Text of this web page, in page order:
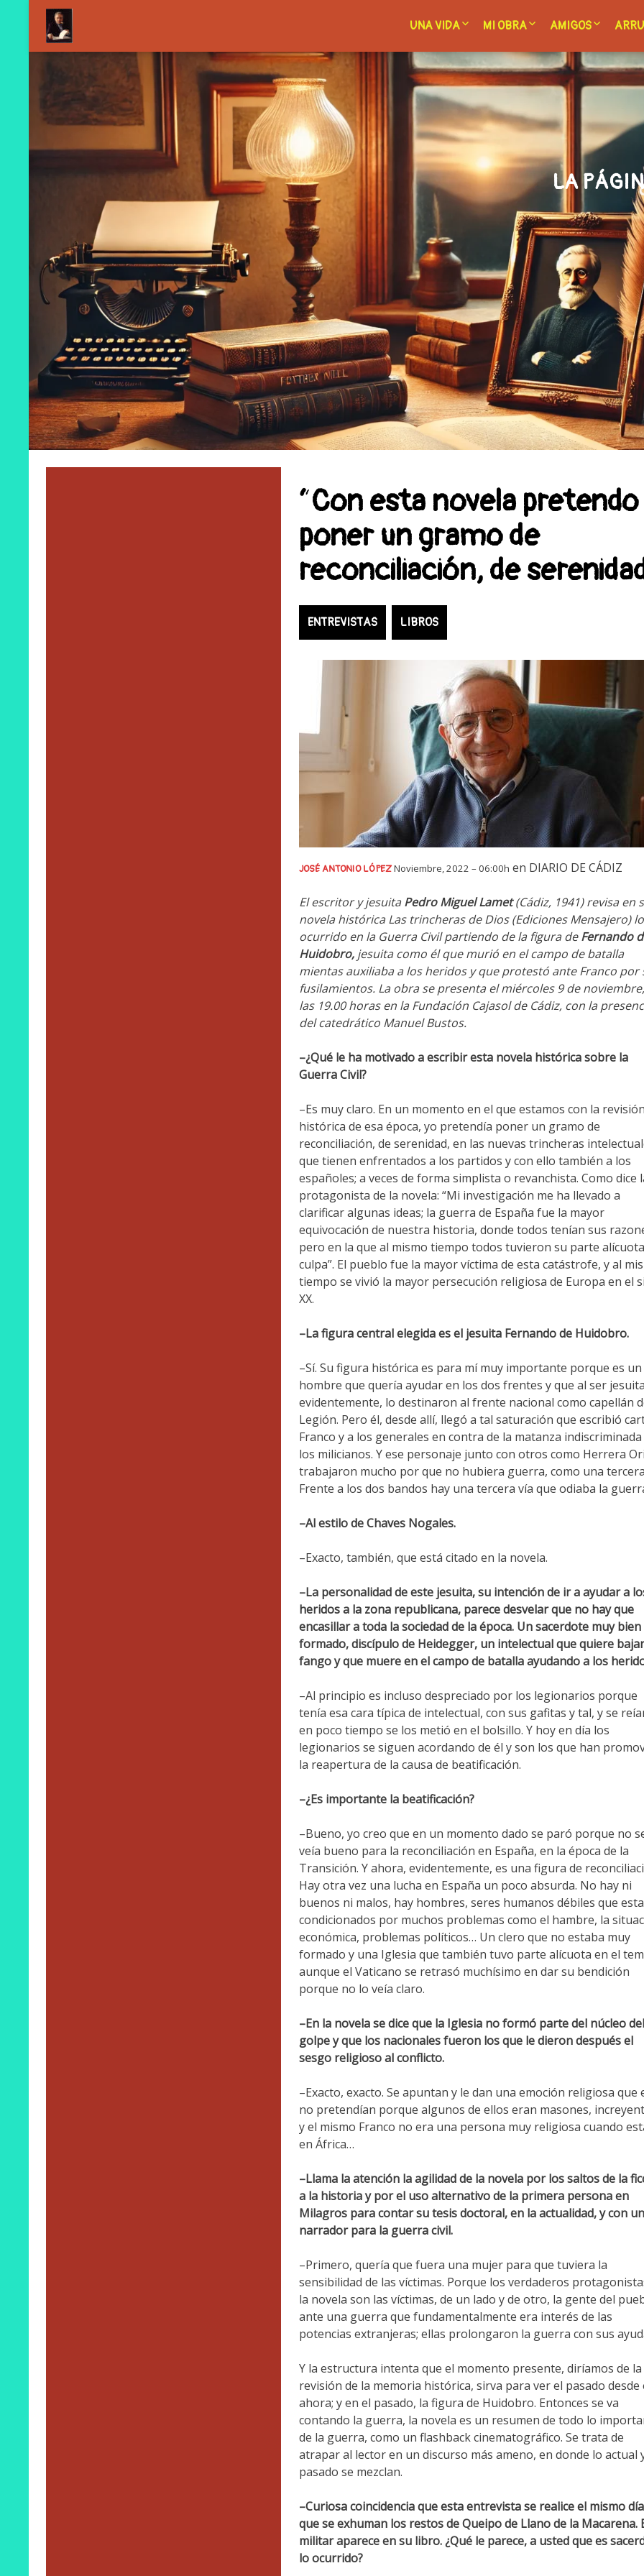
UNA VIDA
– San Romero de América
– San Pablo VI, la cruz y el diálogo
– Un jesuita en la periferia
– Capítulo 1 de «El resplandor de
Damasco»
– El legado de Antonio Blanch
MI OBRA
– Mi obra y forma de
AMIGOS
– Amigos y –
LA
“Con esta novela pretendo
poner un gramo de
reconciliación, de
ENTREVISTAS LIBROS
JOSÉ ANTONIO LÓPEZNoviembre, 2022 – 06:00h en DIARIO DE CÁDIZ
El escritor y jesuita Pedro Miguel Lamet(Cádiz, 1941) revisa en
novela histórica Las trincheras de Dios (Ediciones Mensajero) lo
ocurrido en la Guerra Civil partiendo de la figura deFernando
Huidobro, jesuita como él que murió en el campo de batalla
mientas auxiliaba a los heridos y que protestó ante Franco por
fusilamientos. La obra se presenta el miércoles 9 de
las 19.00 horas en la Fundación Cajasol de Cádiz, con la
del catedrático Manuel Bustos.
–¿Qué le ha motivado a escribir esta novela histórica sobre la
Guerra Civil?
–Es muy claro. En un momento en el que estamos con la
histórica de esa época, yo pretendía poner un gramo de
reconciliación, de serenidad, en las nuevas trincheras
que tienen enfrentados a los partidos y con ello también a los
españoles; a veces de forma simplista o revanchista. Como dice
protagonista de la novela: “Mi investigación me ha llevado a
clarificar algunas ideas; la guerra de España fue la mayor
equivocación de nuestra historia, donde todos tenían sus
pero en la que al mismo tiempo todos tuvieron su parte
culpa”. El pueblo fue la mayor víctima de esta catástrofe, y al
tiempo se vivió la mayor persecución religiosa de Europa en el
XX.
–La figura central elegida es el jesuita Fernando de Huidobro.
–Sí. Su figura histórica es para mí muy importante porque es un
hombre que quería ayudar en los dos frentes y que al ser
evidentemente, lo destinaron al frente nacional como capellán
Legión. Pero él, desde allí, llegó a tal saturación que escribió
Franco y a los generales en contra de la matanza indiscriminada
los milicianos. Y ese personaje junto con otros como Herrera
trabajaron mucho por que no hubiera guerra, como una
Frente a los dos bandos hay una tercera vía que odiaba la
–Al estilo de Chaves Nogales.
–Exacto, también, que está citado en la novela.
–La personalidad de este jesuita, su intención de ir a ayudar a
heridos a la zona republicana, parece desvelar que no hay que
encasillar a toda la sociedad de la época. Un sacerdote muy bien
formado, discípulo de Heidegger, un intelectual que quiere
fango y que muere en el campo de batalla ayudando a los
–Al principio es incluso despreciado por los legionarios porque
tenía esa cara típica de intelectual, con sus gafitas y tal, y se
en poco tiempo se los metió en el bolsillo. Y hoy en día los
legionarios se siguen acordando de él y son los que han
la reapertura de la causa de beatificación.
–¿Es importante la beatificación?
–Bueno, yo creo que en un momento dado se paró porque no
veía bueno para la reconciliación en España, en la época de la
Transición. Y ahora, evidentemente, es una figura de
Hay otra vez una lucha en España un poco absurda. No hay ni
buenos ni malos, hay hombres, seres humanos débiles que
condicionados por muchos problemas como el hambre, la
económica, problemas políticos… Un clero que no estaba muy
formado y una Iglesia que también tuvo parte alícuota en el
aunque el Vaticano se retrasó muchísimo en dar su bendición
porque no lo veía claro.
–En la novela se dice que la Iglesia no formó parte del núcleo del
golpe y que los nacionales fueron los que le dieron después el
sesgo religioso al conflicto.
–Exacto, exacto. Se apuntan y le dan una emoción religiosa que
no pretendían porque algunos de ellos eran masones,
y el mismo Franco no era una persona muy religiosa cuando
en África…
–Llama la atención la agilidad de la novela por los saltos de la
a la historia y por el uso alternativo de la primera persona en
Milagros para contar su tesis doctoral, en la actualidad, y con un
narrador para la guerra civil.
–Primero, quería que fuera una mujer para que tuviera la
sensibilidad de las víctimas. Porque los verdaderos
la novela son las víctimas, de un lado y de otro, la gente del
ante una guerra que fundamentalmente era interés de las
potencias extranjeras; ellas prolongaron la guerra con sus
Y la estructura intenta que el momento presente, diríamos de la
revisión de la memoria histórica, sirva para ver el pasado desde
ahora; y en el pasado, la figura de Huidobro. Entonces se va
contando la guerra, la novela es un resumen de todo lo
de la guerra, como un flashback cinematográfico. Se trata de
atrapar al lector en un discurso más ameno, en donde lo actual
pasado se mezclan.
–Curiosa coincidencia que esta entrevista se realice el mismo
que se exhuman los restos de Queipo de Llano de la Macarena.
militar aparece en su libro. ¿Qué le parece, a usted que es
lo ocurrido?